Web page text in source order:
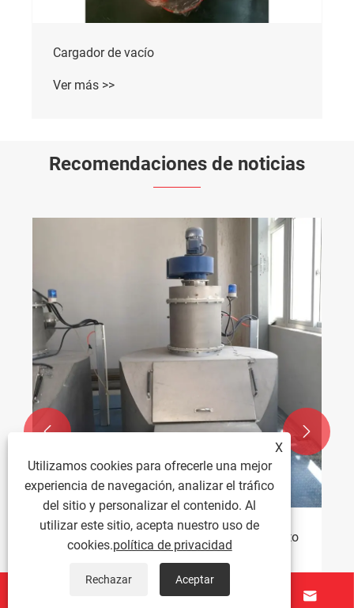
Cargador de vacío
Ver más >>
Recomendaciones de noticias
¿Cómo optimiza un silo de almacenamiento
de materia prima de PVC los sistemas de
manipulación de polímeros?
Ver más >>
 
 
X
Utilizamos cookies para ofrecerle una mejor
experiencia de navegación, analizar el tráfico
del sitio y personalizar el contenido. Al
utilizar este sitio, acepta nuestro uso de
cookies.política de privacidad
Rechazar Aceptar